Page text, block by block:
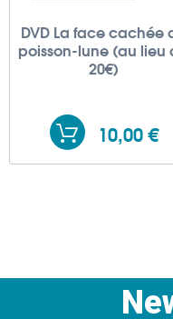
DVD La face cachée
poisson-lune (au lieu
20€)
10,00 €